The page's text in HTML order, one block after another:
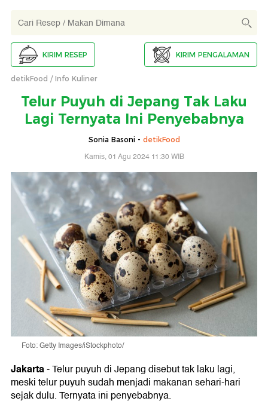
KIRIM RESEP KIRIM PENGALAMAN
detikFood Info Kuliner
Telur Puyuh di Jepang Tak Laku
Lagi Ternyata Ini Penyebabnya
Sonia Basoni - detikFood
Kamis, 01 Agu 2024 11:30 WIB
Foto: Getty Images/iStockphoto/
Jakarta-Telur puyuh di Jepang disebut tak laku lagi,
meski telur puyuh sudah menjadi makanan sehari-hari
sejak dulu. Ternyata ini penyebabnya.